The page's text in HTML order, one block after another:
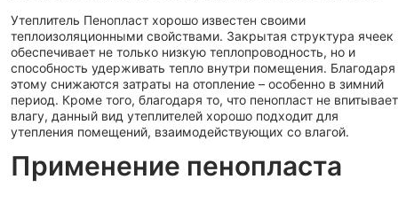
Утеплитель Пенопласт хорошо известен своими
теплоизоляционными свойствами. Закрытая структура ячеек
обеспечивает не только низкую теплопроводность, но и
способность удерживать тепло внутри помещения. Благодаря
этому снижаются затраты на отопление – особенно в зимний
период. Кроме того, благодаря то, что пенопласт не впитывает
влагу, данный вид утеплителей хорошо подходит для
утепления помещений, взаимодействующих со влагой.
Применение пенопласта